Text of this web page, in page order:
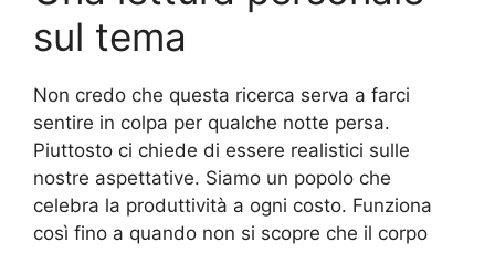
sul tema
Non credo che questa ricerca serva a farci
sentire in colpa per qualche notte persa.
Piuttosto ci chiede di essere realistici sulle
nostre aspettative. Siamo un popolo che
celebra la produttività a ogni costo. Funziona
così fino a quando non si scopre che il corpo